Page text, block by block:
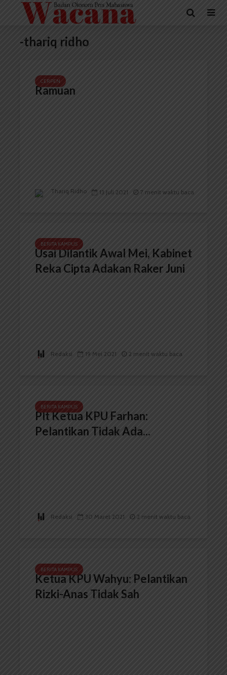
-thariq ridho
CERPEN
Ramuan
Thariq Ridho 13 Juli 2021 7 menit waktu baca
BERITA KAMPUS
Usai Dilantik Awal Mei, Kabinet
Reka Cipta Adakan Raker Juni
Redaksi 19 Mei 2021 2 menit waktu baca
BERITA KAMPUS
Plt Ketua KPU Farhan:
Pelantikan Tidak Ada...
Redaksi 30 Maret 2021 2 menit waktu baca
BERITA KAMPUS
Ketua KPU Wahyu: Pelantikan
Rizki-Anas Tidak Sah